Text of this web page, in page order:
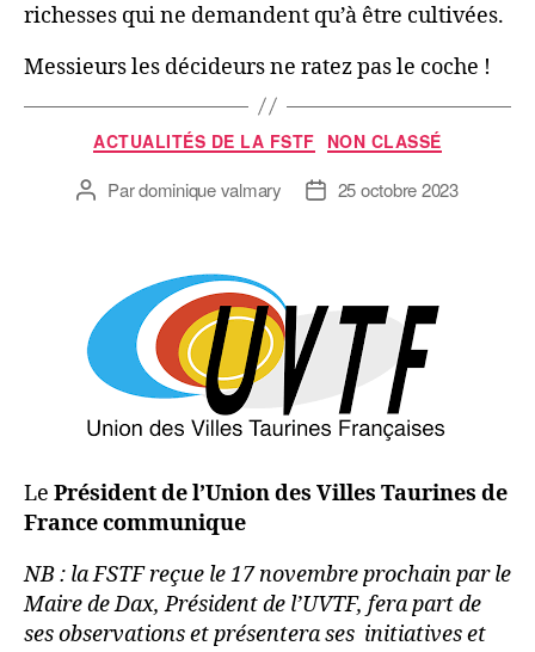
richesses qui ne demandent qu’à être cultivées.
Messieurs les décideurs ne ratez pas le coche !
ACTUALITÉS DE LA FSTF NON CLASSÉ
Pardominique valmary 25 octobre 2023
Le Président de l’Union des Villes Taurines de
France communique
NB : la FSTF reçue le 17 novembre prochain par le
Maire de Dax, Président de l’UVTF, fera part de
ses observations et présentera ses initiatives et